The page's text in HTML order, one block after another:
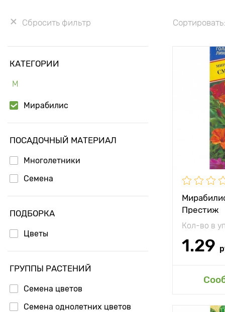
Сбросить фильтр
КАТЕГОРИИ
М
Мирабилис
ПОСАДОЧНЫЙ МАТЕРИАЛ
Многолетники
Семена
ПОДБОРКА
Цветы
ГРУППЫ РАСТЕНИЙ
Семена цветов
Семена однолетних цветов
Сортировать:
Престиж
Кол-во в
1.29
Высота
Растояние
растениями
Применение